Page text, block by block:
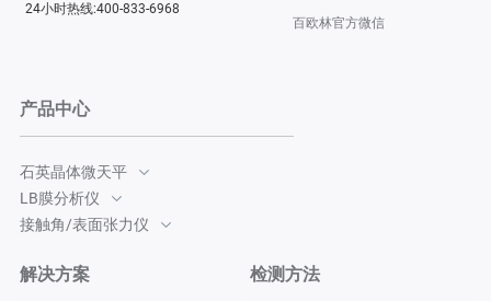
24小时热线:400-833-6968
百欧林官方微信
产品中心
石英晶体微天平
LB膜分析仪
接触角/表面张力仪
解决方案 检测方法